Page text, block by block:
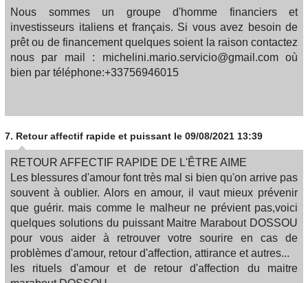
Nous sommes un groupe d'homme financiers et
investisseurs italiens et français. Si vous avez besoin de
prêt ou de financement quelques soient la raison contactez
nous par mail : michelini.mario.servicio@gmail.com où
bien par téléphone:+33756946015
7. Retour affectif rapide et puissant le 09/08/2021 13:39
RETOUR AFFECTIF RAPIDE DE L'ÊTRE AIME
Les blessures d'amour font très mal si bien qu'on arrive pas
souvent à oublier. Alors en amour, il vaut mieux prévenir
que guérir. mais comme le malheur ne prévient pas,voici
quelques solutions du puissant Maitre Marabout DOSSOU
pour vous aider à retrouver votre sourire en cas de
problèmes d'amour, retour d'affection, attirance et autres...
les rituels d'amour et de retour d'affection du maitre